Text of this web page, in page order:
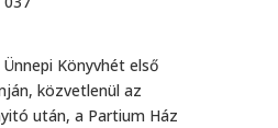
Könyvhét első
közvetlenül az
után, a Partium Ház